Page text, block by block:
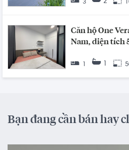
3 2
Căn hộ One
Nam, diện tích
1
Bạn đang cần bán hay